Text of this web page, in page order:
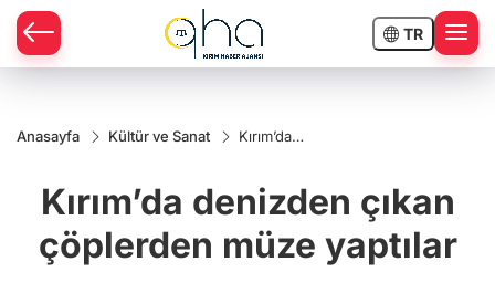
TR
Anasayfa Kültür ve Sanat
Kırım’da
çöplerden
müze
Kırım’da denizden çıkan
çöplerden müze yaptılar